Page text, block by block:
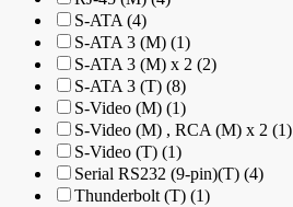
S-ATA (4)
S-ATA 3 (M) (1)
S-ATA 3 (M) x 2 (2)
S-ATA 3 (T) (8)
S-Video (M) (1)
S-Video (M) , RCA (M) x 2 (1)
S-Video (T) (1)
Serial RS232 (9-pin)(T) (4)
Thunderbolt (T) (1)